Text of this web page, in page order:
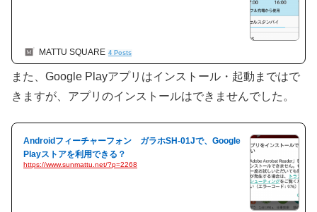
MATTU SQUARE 4 Posts
また、Google Playアプリはインストール・起動まではで
きますが、アプリのインストールはできませんでした。
Androidフィーチャーフォン ガラホSH-01Jで、Google
Playストアを利用できる？
https://www.sunmattu.net/?p=2268